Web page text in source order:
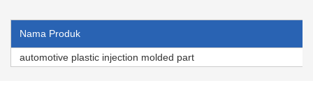
Nama Produk
automotive plastic injection molded part